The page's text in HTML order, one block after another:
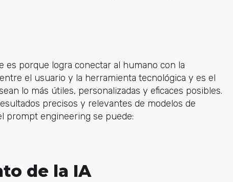
porque logra conectar al humano con la
el usuario y la herramienta tecnológica y es el
lo más útiles, personalizadas y eficaces posibles.
precisos y relevantes de modelos de
prompt engineering se puede:
de la IA